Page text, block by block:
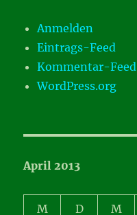
Anmelden
Eintrags-Feed
Kommentar-Feed
WordPress.org
April 2013
M D M